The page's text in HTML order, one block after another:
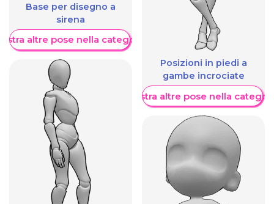
Base per disegno a
sirena
altre pose nella categoria
Posizioni in piedi a
gambe incrociate
Mostra altre pose nella